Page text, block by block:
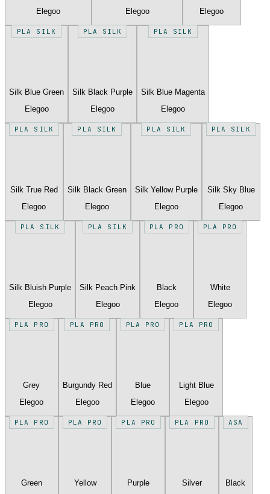
Elegoo
Elegoo
Elegoo
PLA SILK
Silk Blue Green
Elegoo
PLA SILK
Silk Black Purple
Elegoo
PLA SILK
Silk Blue Magenta
Elegoo
PLA SILK
Silk True Red
Elegoo
PLA SILK
Silk Black Green
Elegoo
PLA SILK
Silk Yellow Purple
Elegoo
PLA SILK
Silk Sky Blue
Elegoo
PLA SILK
Silk Bluish Purple
Elegoo
PLA SILK
Silk Peach Pink
Elegoo
PLA PRO
Black
Elegoo
PLA PRO
White
Elegoo
PLA PRO
Grey
Elegoo
PLA PRO
Burgundy Red
Elegoo
PLA PRO
Blue
Elegoo
PLA PRO
Light Blue
Elegoo
PLA PRO
Green
PLA PRO
Yellow
PLA PRO
Purple
PLA PRO
Silver
ASA
Black